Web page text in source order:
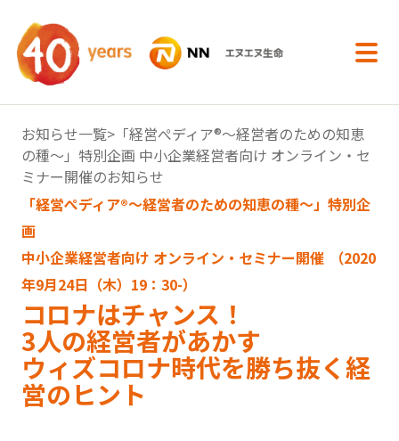
お知らせ一覧>「経営ぺディア®～経営者のための知恵
の種～」特別企画 中小企業経営者向け オンライン・セ
ミナー開催のお知らせ
「経営ぺディア®～経営者のための知恵の種～」特別企
画
中小企業経営者向け オンライン・セミナー開催
（2020
年9月24日（木）19：30-）
コロナはチャンス！
3人の経営者があかす
ウィズコロナ時代を勝ち抜く経
営のヒント